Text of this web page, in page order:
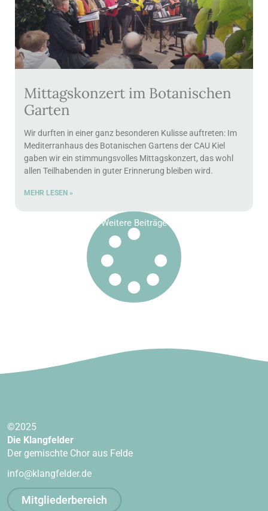
Mittagskonzert im Botanischen
Garten
Wir durften in einer ganz besonderen Kulisse auftreten: Im
Mediterranhaus des Botanischen Gartens der CAU Kiel
gaben wir ein stimmungsvolles Mittagskonzert, das wohl
allen Teilhabenden in guter Erinnerung bleiben wird.
MEHR LESEN »
Weitere Beiträge
©2025
Die Klangfelder
Der gemischte Chor aus Felde
info@klangfelder.de
Mitgliederbereich